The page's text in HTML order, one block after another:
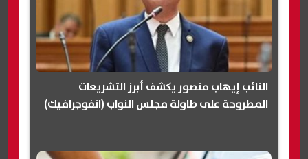
النائب إيهاب منصور يكشف أبرز التشريعات
المطروحة على طاولة مجلس النواب (انفوجرافيك)